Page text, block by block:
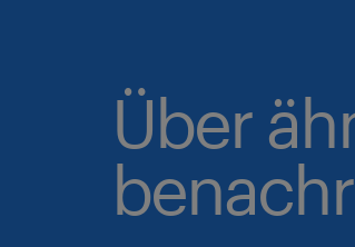
Über